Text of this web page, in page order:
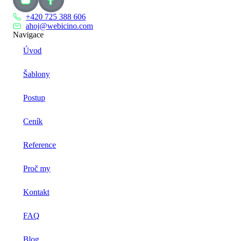
+420 725 388 606
ahoj@webicino.com
Navigace
Úvod
Šablony
Postup
Ceník
Reference
Proč my
Kontakt
FAQ
Blog